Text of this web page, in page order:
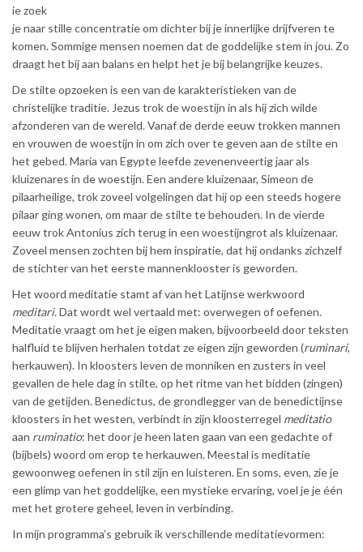
ie zoek
je naar stille concentratie om dichter bij je innerlijke drijfveren te
komen. Sommige mensen noemen dat de goddelijke stem in jou. Zo
draagt het bij aan balans en helpt het je bij belangrijke keuzes.
De stilte opzoeken is een van de karakteristieken van de
christelijke traditie. Jezus trok de woestijn in als hij zich wilde
afzonderen van de wereld. Vanaf de derde eeuw trokken mannen
en vrouwen de woestijn in om zich over te geven aan de stilte en
het gebed. Maria van Egypte leefde zevenenveertig jaar als
kluizenares in de woestijn. Een andere kluizenaar, Simeon de
pilaarheilige, trok zoveel volgelingen dat hij op een steeds hogere
pilaar ging wonen, om maar de stilte te behouden. In de vierde
eeuw trok Antonius zich terug in een woestijngrot als kluizenaar.
Zoveel mensen zochten bij hem inspiratie, dat hij ondanks zichzelf
de stichter van het eerste mannenklooster is geworden.
Het woord meditatie stamt af van het Latijnse werkwoord
meditari.Dat wordt wel vertaald met: overwegen of oefenen.
Meditatie vraagt om het je eigen maken, bijvoorbeeld door teksten
halfluid te blijven herhalen totdat ze eigen zijn geworden (ruminari,
herkauwen). In kloosters leven de monniken en zusters in veel
gevallen de hele dag in stilte, op het ritme van het bidden (zingen)
van de getijden. Benedictus, de grondlegger van de benedictijnse
kloosters in het westen, verbindt in zijn kloosterregel meditatio
aan ruminatio: het door je heen laten gaan van een gedachte of
(bijbels) woord om erop te herkauwen. Meestal is meditatie
gewoonweg oefenen in stil zijn en luisteren. En soms, even, zie je
een glimp van het goddelijke, een mystieke ervaring, voel je je één
met het grotere geheel, leven in verbinding.
In mijn programma’s gebruik ik verschillende meditatievormen: